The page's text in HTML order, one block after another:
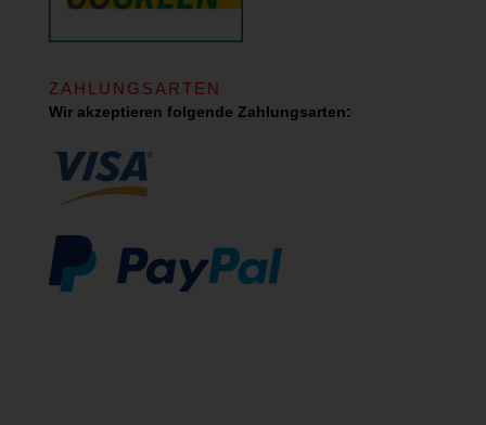
ZAHLUNGSARTEN
Wir akzeptieren folgende Zahlungsarten: